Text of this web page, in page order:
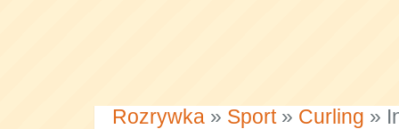
Rozrywka » Sport» Curling »